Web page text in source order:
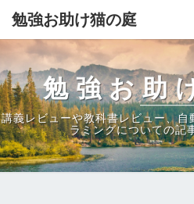
勉強お助け猫の庭
勉強お助
講義レビューや教科書レビュー、
ラミングについての記